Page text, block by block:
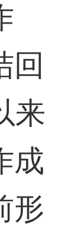
回
来
成
形